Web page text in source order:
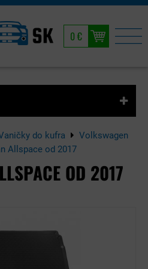
0 €
do kufra
Volkswagen
Allspace od 2017
OD 2017